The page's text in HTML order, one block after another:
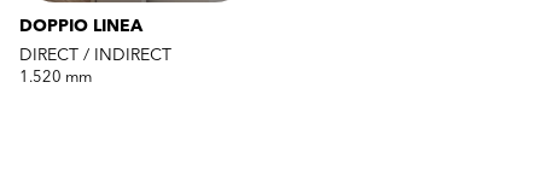
DOPPIO LINEA
DIRECT / INDIRECT
1.520 mm